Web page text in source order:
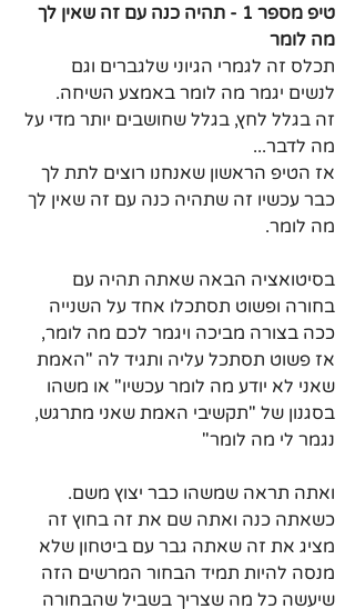
טיפ מספר 1 - תהיה כנה עם זה שאין לך
מה לומר
תכלס זה לגמרי הגיוני שלגברים וגם
לנשים יגמר מה לומר באמצע השיחה.
זה בגלל לחץ, בגלל שחושבים יותר מדי על
מה לדבר...
אז הטיפ הראשון שאנחנו רוצים לתת לך
כבר עכשיו זה שתהיה כנה עם זה שאין לך
מה לומר.
בסיטואציה הבאה שאתה תהיה עם
בחורה ופשוט תסתכלו אחד על השנייה
ככה בצורה מביכה ויגמר לכם מה לומר,
אז פשוט תסתכל עליה ותגיד לה "האמת
שאני לא יודע מה לומר עכשיו" או משהו
בסגנון של "תקשיבי האמת שאני מתרגש,
נגמר לי מה לומר"
ואתה תראה שמשהו כבר יצוץ משם.
כשאתה כנה ואתה שם את זה בחוץ זה
מציג את זה שאתה גבר עם ביטחון שלא
מנסה להיות תמיד הבחור המרשים הזה
שיעשה כל מה שצריך בשביל שהבחורה